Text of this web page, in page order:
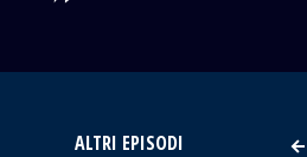
ALTRI EPISODI
VAI AL TITOLO